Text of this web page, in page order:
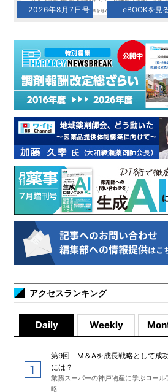
2026年8月7日号 eBOOKを見
アクセスランキング
Daily Weekly
第9回 M＆Aを成長戦略として成
には？
業務スーパーの神戸物産に学ぶロール
略